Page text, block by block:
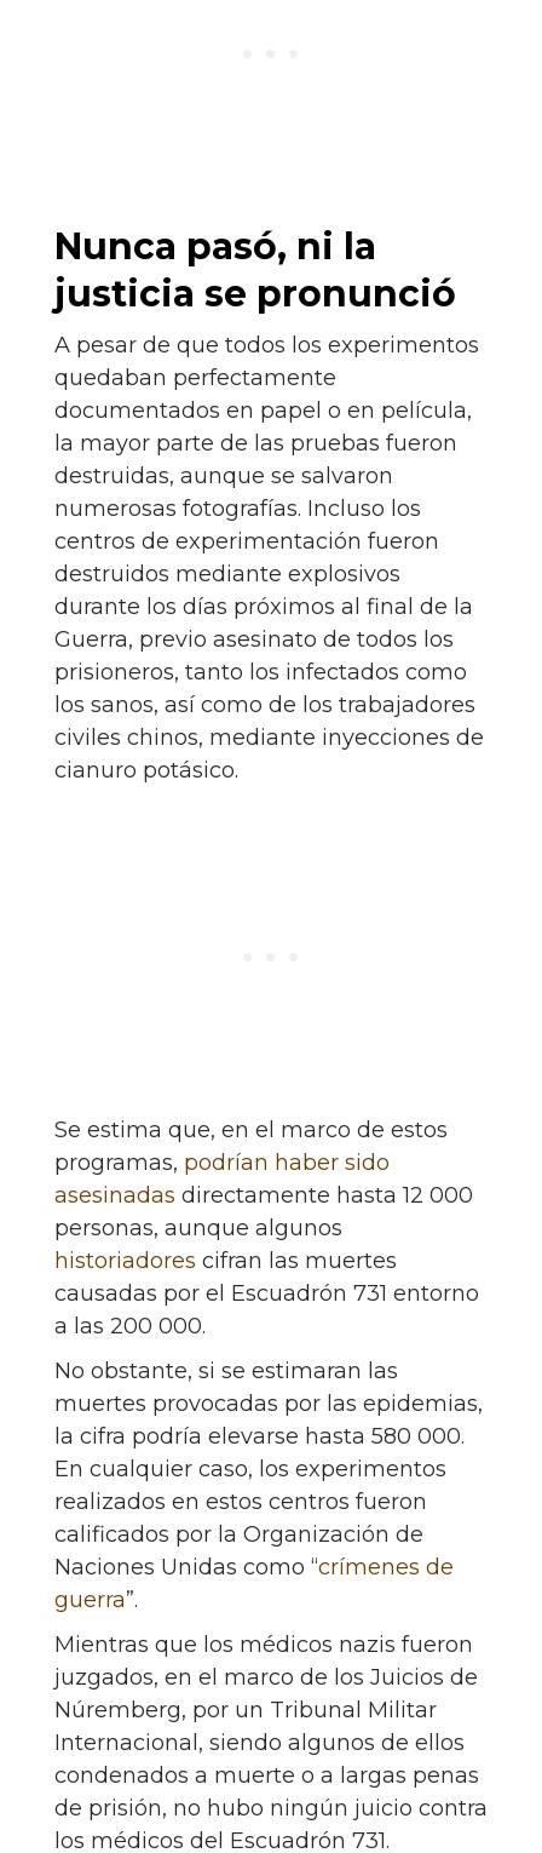
Nunca pasó, ni la
justicia se pronunció
A pesar de que todos los experimentos
quedaban perfectamente
documentados en papel o en película,
la mayor parte de las pruebas fueron
destruidas, aunque se salvaron
numerosas fotografías. Incluso los
centros de experimentación fueron
destruidos mediante explosivos
durante los días próximos al final de la
Guerra, previo asesinato de todos los
prisioneros, tanto los infectados como
los sanos, así como de los trabajadores
civiles chinos, mediante inyecciones de
cianuro potásico.
Se estima que, en el marco de estos
programas, podrían haber sido
asesinadas directamente hasta 12 000
personas, aunque algunos
historiadores cifran las muertes
causadas por el Escuadrón 731 entorno
a las 200 000.
No obstante, si se estimaran las
muertes provocadas por las epidemias,
la cifra podría elevarse hasta 580 000.
En cualquier caso, los experimentos
realizados en estos centros fueron
calificados por la Organización de
Naciones Unidas como “crímenes de
guerra”.
Mientras que los médicos nazis fueron
juzgados, en el marco de los Juicios de
Núremberg, por un Tribunal Militar
Internacional, siendo algunos de ellos
condenados a muerte o a largas penas
de prisión, no hubo ningún juicio contra
los médicos del Escuadrón 731.